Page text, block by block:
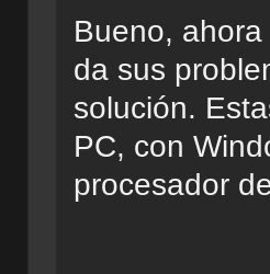
Bueno,
da sus
solución.
PC, con
procesador